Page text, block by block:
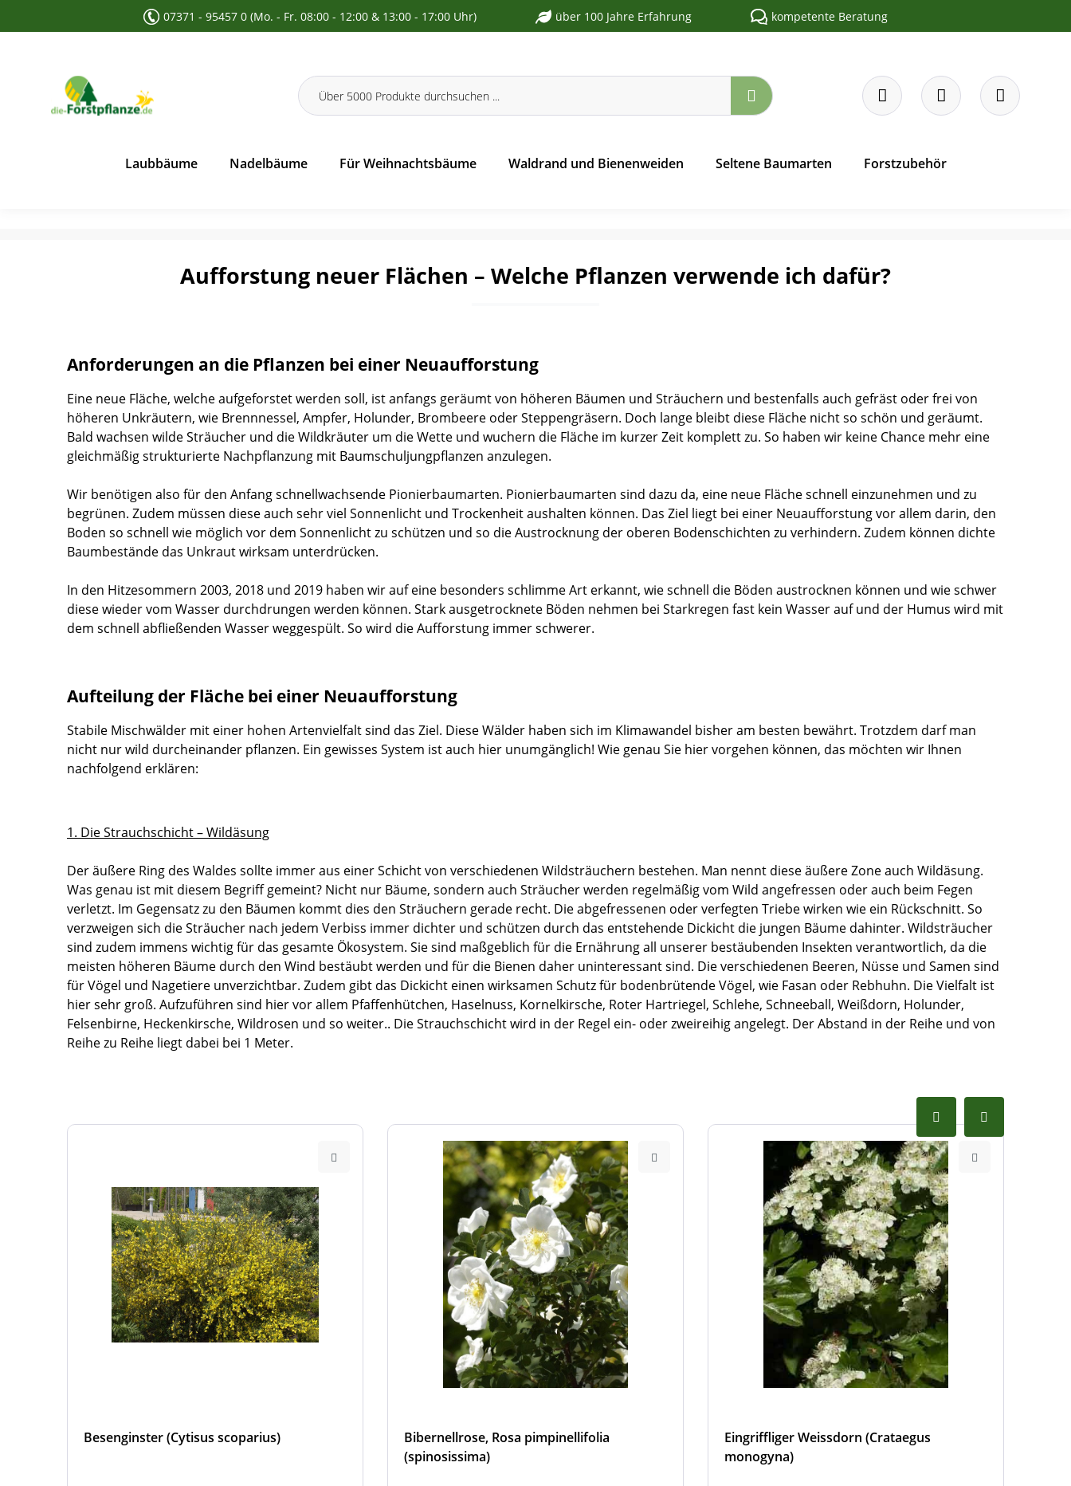
Zur Hauptnavigation springen
07371 - 95457 0 (Mo. - Fr. 08:00 - 12:00 & 13:00 - 17:00 Uhr) über 100 Jahre Erfahrung kompetente Beratung
Laubbäume Nadelbäume Für Weihnachtsbäume Waldrand und Bienenweiden Seltene Baumarten Forstzubehör
Aufforstung neuer Flächen – Welche Pflanzen verwende ich dafür?
Anforderungen an die Pflanzen bei einer Neuaufforstung
Eine neue Fläche, welche aufgeforstet werden soll, ist anfangs geräumt von höheren Bäumen und Sträuchern und bestenfalls auch gefräst oder frei von
höheren Unkräutern, wie Brennnessel, Ampfer, Holunder, Brombeere oder Steppengräsern. Doch lange bleibt diese Fläche nicht so schön und geräumt.
Bald wachsen wilde Sträucher und die Wildkräuter um die Wette und wuchern die Fläche im kurzer Zeit komplett zu. So haben wir keine Chance mehr eine
gleichmäßig strukturierte Nachpflanzung mit Baumschuljungpflanzen anzulegen.
Wir benötigen also für den Anfang schnellwachsende Pionierbaumarten. Pionierbaumarten sind dazu da, eine neue Fläche schnell einzunehmen und zu
begrünen. Zudem müssen diese auch sehr viel Sonnenlicht und Trockenheit aushalten können. Das Ziel liegt bei einer Neuaufforstung vor allem darin, den
Boden so schnell wie möglich vor dem Sonnenlicht zu schützen und so die Austrocknung der oberen Bodenschichten zu verhindern. Zudem können dichte
Baumbestände das Unkraut wirksam unterdrücken.
In den Hitzesommern 2003, 2018 und 2019 haben wir auf eine besonders schlimme Art erkannt, wie schnell die Böden austrocknen können und wie schwer
diese wieder vom Wasser durchdrungen werden können. Stark ausgetrocknete Böden nehmen bei Starkregen fast kein Wasser auf und der Humus wird mit
dem schnell abfließenden Wasser weggespült. So wird die Aufforstung immer schwerer.
Aufteilung der Fläche bei einer Neuaufforstung
Stabile Mischwälder mit einer hohen Artenvielfalt sind das Ziel. Diese Wälder haben sich im Klimawandel bisher am besten bewährt. Trotzdem darf man
nicht nur wild durcheinander pflanzen. Ein gewisses System ist auch hier unumgänglich! Wie genau Sie hier vorgehen können, das möchten wir Ihnen
nachfolgend erklären:
1. Die Strauchschicht – Wildäsung
Der äußere Ring des Waldes sollte immer aus einer Schicht von verschiedenen Wildsträuchern bestehen. Man nennt diese äußere Zone auch Wildäsung.
Was genau ist mit diesem Begriff gemeint? Nicht nur Bäume, sondern auch Sträucher werden regelmäßig vom Wild angefressen oder auch beim Fegen
verletzt. Im Gegensatz zu den Bäumen kommt dies den Sträuchern gerade recht. Die abgefressenen oder verfegten Triebe wirken wie ein Rückschnitt. So
verzweigen sich die Sträucher nach jedem Verbiss immer dichter und schützen durch das entstehende Dickicht die jungen Bäume dahinter. Wildsträucher
sind zudem immens wichtig für das gesamte Ökosystem. Sie sind maßgeblich für die Ernährung all unserer bestäubenden Insekten verantwortlich, da die
meisten höheren Bäume durch den Wind bestäubt werden und für die Bienen daher uninteressant sind. Die verschiedenen Beeren, Nüsse und Samen sind
für Vögel und Nagetiere unverzichtbar. Zudem gibt das Dickicht einen wirksamen Schutz für bodenbrütende Vögel, wie Fasan oder Rebhuhn. Die Vielfalt ist
hier sehr groß. Aufzuführen sind hier vor allem Pfaffenhütchen, Haselnuss, Kornelkirsche, Roter Hartriegel, Schlehe, Schneeball, Weißdorn, Holunder,
Felsenbirne, Heckenkirsche, Wildrosen und so weiter.. Die Strauchschicht wird in der Regel ein- oder zweireihig angelegt. Der Abstand in der Reihe und von
Reihe zu Reihe liegt dabei bei 1 Meter.
Besenginster (Cytisus scoparius)
Bibernellrose, Rosa pimpinellifolia
(spinosissima)
Eingriffliger Weissdorn (Crataegus
monogyna)